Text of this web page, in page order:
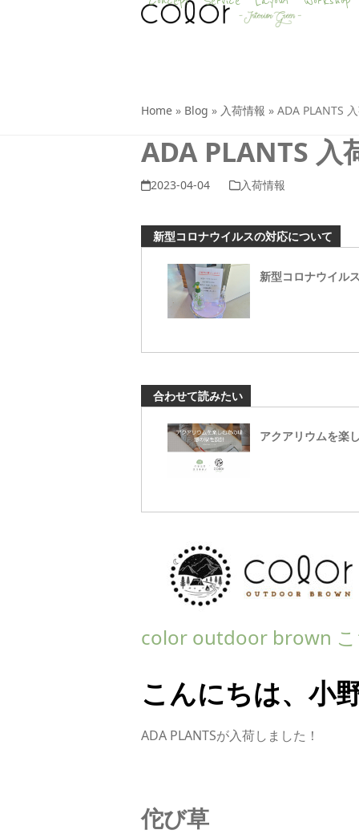
Home » Blog » 入荷情報 » ADA PLANTS
ADA PLANTS 入
2023-04-04 入荷情報
新型コロナウイルスの対応について
新型コロナウイル
合わせて読みたい
アクアリウムを楽
color outdoor brown
こんにちは、小
ADA PLANTSが入荷しました！
佗び草